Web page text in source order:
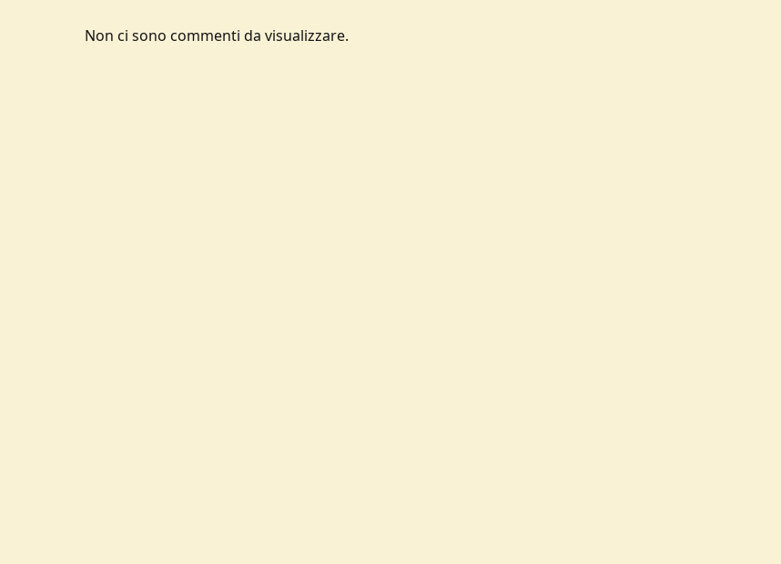
Non ci sono commenti da visualizzare.